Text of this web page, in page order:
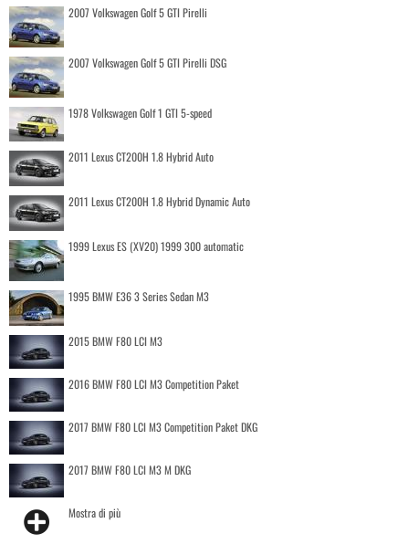
2007 Volkswagen Golf 5 GTI Pirelli
2007 Volkswagen Golf 5 GTI Pirelli DSG
1978 Volkswagen Golf 1 GTI 5-speed
2011 Lexus CT200H 1.8 Hybrid Auto
2011 Lexus CT200H 1.8 Hybrid Dynamic Auto
1999 Lexus ES (XV20) 1999 300 automatic
1995 BMW E36 3 Series Sedan M3
2015 BMW F80 LCI M3
2016 BMW F80 LCI M3 Competition Paket
2017 BMW F80 LCI M3 Competition Paket DKG
2017 BMW F80 LCI M3 M DKG
Mostra di più